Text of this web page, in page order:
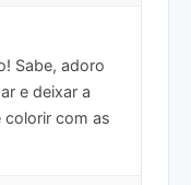
Sabe, adoro
e deixar a
colorir com as